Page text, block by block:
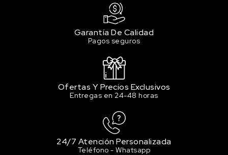
180 Signal Black
7.51 €
3 en stock
1 en stock
Garantía De Calidad
Pagos seguros
Ofertas Y Precios Exclusivos
Entregas en 24-48 horas
24/7 Atención Personalizada
Teléfono - Whatsapp